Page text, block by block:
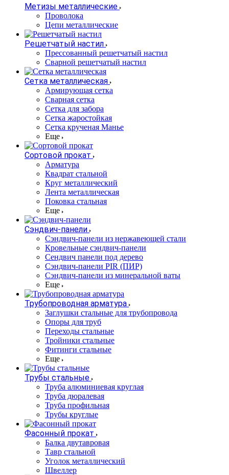
Метизы металлические
Проволока
Цепи металлические
Решетчатый настил
Прессованный решетчатый настил
Сварной решетчатый настил
Сетка металлическая
Армирующая сетка
Сварная сетка
Сетка для забора
Сетка жаростойкая
Сетка крученая Манье
Еще
Сортовой прокат
Арматура
Квадрат стальной
Круг металлический
Лента металлическая
Поковка стальная
Еще
Сэндвич-панели
Cэндвич-панели из нержавеющей стали
Кровельные сэндвич-панели
Сендвич панели под дерево
Сэндвич-панели PIR (ПИР)
Сэндвич-панели из минеральной ваты
Еще
Трубопроводная арматура
Заглушки стальные для трубопровода
Опоры для труб
Переходы стальные
Тройники стальные
Фитинги стальные
Еще
Трубы стальные
Труба алюминиевая круглая
Труба дюралевая
Труба профильная
Трубы круглые
Фасонный прокат
Балка двутавровая
Тавр стальной
Уголок металлический
Швеллер